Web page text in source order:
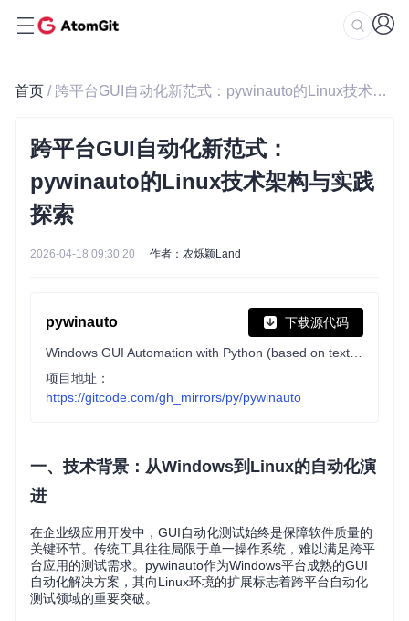
首页 / 跨平台GUI自动化新范式：pywinauto的Linux技术架构与实践探索
跨平台GUI自动化新范式：
pywinauto的Linux技术架构与实践
探索
2026-04-18 09:30:20 作者：农烁颖Land
pywinauto 下载源代码
项目地址：
https://gitcode.com/gh_mirrors/py/pywinauto
一、技术背景：从Windows到Linux的自动化演
进
在企业级应用开发中，GUI自动化测试始终是保障软件质量的
关键环节。传统工具往往局限于单一操作系统，难以满足跨平
台应用的测试需求。pywinauto作为Windows平台成熟的GUI
自动化解决方案，其向Linux环境的扩展标志着跨平台自动化
测试领域的重要突破。